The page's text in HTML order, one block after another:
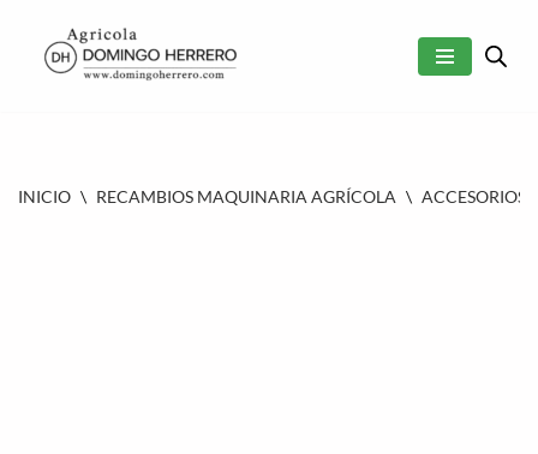
SALTAR
INICIO \ RECAMBIOS MAQUINARIA AGRÍCOLA \ ACCESORIOS